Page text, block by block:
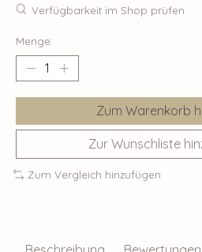
Verfügbarkeit im Shop prüfen
Menge:
Zum Warenkorb
Zur Wunschliste
Zum Vergleich hinzufügen